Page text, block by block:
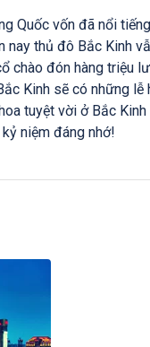
Quốc vốn đã nổi
nay thủ đô Bắc Kinh
chào đón hàng triệu
Kinh sẽ có những lễ
tuyệt vời ở Bắc
niệm đáng nhớ!